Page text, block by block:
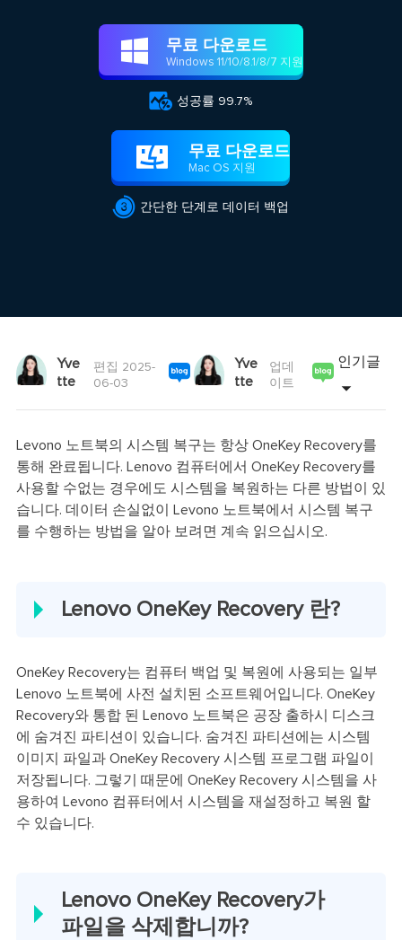
 무료 다운로드
Windows 11/10/8.1/8/7 지원
 성공률 99.7%
 무료 다운로드
Mac OS 지원
 간단한 단계로 데이터 백업
Yve
tte
편집 2025-
06-03
Yve
tte
업데
이트
인기글
Levono 노트북의 시스템 복구는 항상 OneKey Recovery를
통해 완료됩니다. Lenovo 컴퓨터에서 OneKey Recovery를
사용할 수없는 경우에도 시스템을 복원하는 다른 방법이 있
습니다. 데이터 손실없이 Levono 노트북에서 시스템 복구
를 수행하는 방법을 알아 보려면 계속 읽으십시오.
Lenovo OneKey Recovery 란?
OneKey Recovery는 컴퓨터 백업 및 복원에 사용되는 일부
Lenovo 노트북에 사전 설치된 소프트웨어입니다. OneKey
Recovery와 통합 된 Lenovo 노트북은 공장 출하시 디스크
에 숨겨진 파티션이 있습니다. 숨겨진 파티션에는 시스템
이미지 파일과 OneKey Recovery 시스템 프로그램 파일이
저장됩니다. 그렇기 때문에 OneKey Recovery 시스템을 사
용하여 Levono 컴퓨터에서 시스템을 재설정하고 복원 할
수 있습니다.
Lenovo OneKey Recovery가
파일을 삭제합니까?